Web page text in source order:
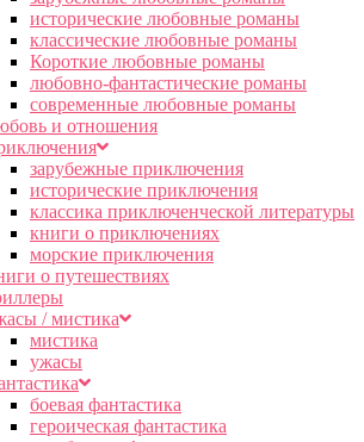
исторические любовные романы
классические любовные романы
Короткие любовные романы
любовно-фантастические романы
современные любовные романы
и отношения
зарубежные приключения
исторические приключения
классика приключенческой литературы
книги о приключениях
морские приключения
о путешествиях
/ мистика
мистика
ужасы
боевая фантастика
героическая фантастика